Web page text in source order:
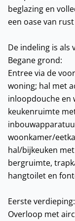
beglazing en
een oase van
De indeling is als
Begane grond:
Entree via de
woning; hal met
inloopdouche en
keukenruimte
woonkamer/
hal/bijkeuken
bergruimte,
hangtoilet en
Eerste verdieping:
Overloop met